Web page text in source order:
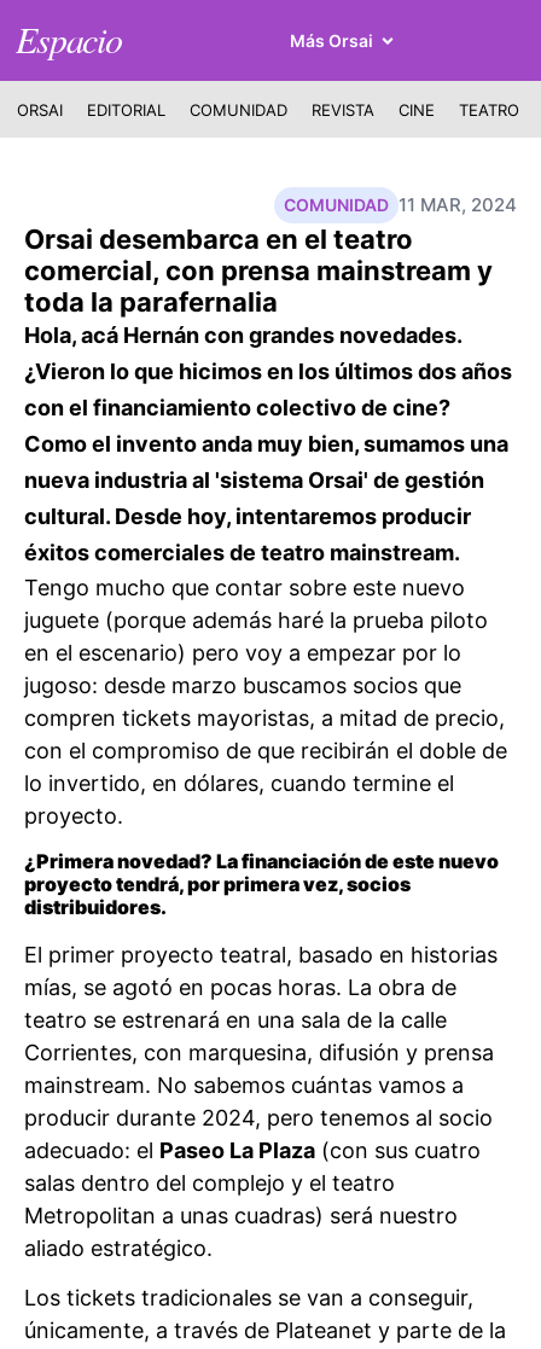
Espacio Más Orsai
ORSAI EDITORIAL COMUNIDAD REVISTA CINE TEATRO
11 MAR, 2024
COMUNIDAD
Orsai desembarca en el teatro
comercial, con prensa mainstream y
toda la parafernalia
Hola, acá Hernán con grandes novedades.
¿Vieron lo que hicimos en los últimos dos años
con el financiamiento colectivo de cine?
Como el invento anda muy bien, sumamos una
nueva industria al 'sistema Orsai' de gestión
cultural. Desde hoy, intentaremos producir
éxitos comerciales de teatro mainstream.
Tengo mucho que contar sobre este nuevo
juguete (porque además haré la prueba piloto
en el escenario) pero voy a empezar por lo
jugoso: desde marzo buscamos socios que
compren tickets mayoristas, a mitad de precio,
con el compromiso de que recibirán el doble de
lo invertido, en dólares, cuando termine el
proyecto.
¿Primera novedad? La financiación de este nuevo
proyecto tendrá, por primera vez, socios
distribuidores.
El primer proyecto teatral, basado en historias
mías, se agotó en pocas horas. La obra de
teatro se estrenará en una sala de la calle
Corrientes, con marquesina, difusión y prensa
mainstream. No sabemos cuántas vamos a
producir durante 2024, pero tenemos al socio
adecuado: el Paseo La Plaza (con sus cuatro
salas dentro del complejo y el teatro
Metropolitan a unas cuadras) será nuestro
aliado estratégico.
Los tickets tradicionales se van a conseguir,
únicamente, a través de Plateanet y parte de la